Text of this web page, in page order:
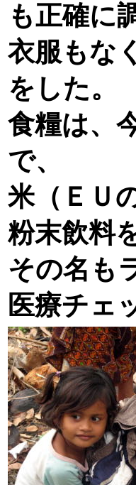
も正確に
衣服もな
をした。
食糧は、
で、
米（ＥＵ
粉末飲料
その名も
医療チェ